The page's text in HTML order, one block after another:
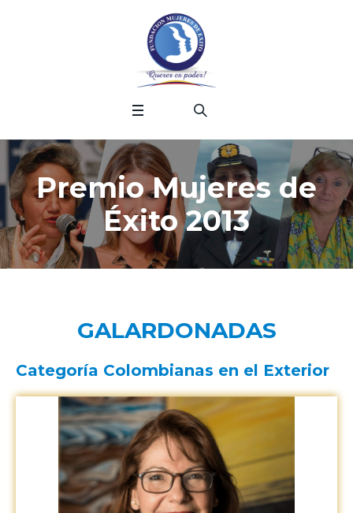
Premio Mujeres de
Éxito 2013
GALARDONADAS
Categoría Colombianas en el Exterior